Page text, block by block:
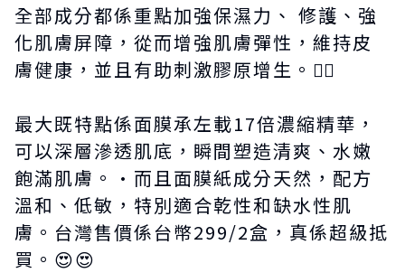
全部成分都係重點加強保濕力、 修護、強
化肌膚屏障，從而增強肌膚彈性，維持皮
膚健康，並且有助刺激膠原增生。👍🏻
最大既特點係面膜承左載17倍濃縮精華，
可以深層滲透肌底，瞬間塑造清爽、水嫩
飽滿肌膚。•而且面膜紙成分天然，配方
溫和、低敏，特別適合乾性和缺水性肌
膚。台灣售價係台幣299/2盒，真係超級抵
買。😍😍